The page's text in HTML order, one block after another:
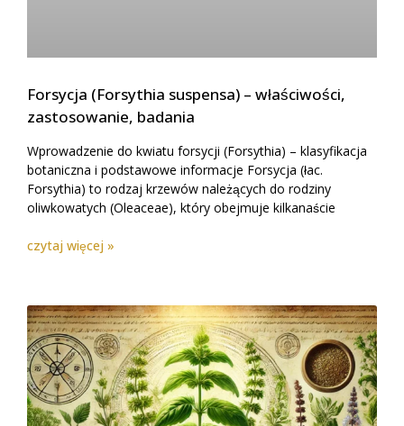
Forsycja (Forsythia suspensa) – właściwości,
zastosowanie, badania
Wprowadzenie do kwiatu forsycji (Forsythia) – klasyfikacja
botaniczna i podstawowe informacje Forsycja (łac.
Forsythia) to rodzaj krzewów należących do rodziny
oliwkowatych (Oleaceae), który obejmuje kilkanaście
czytaj więcej »